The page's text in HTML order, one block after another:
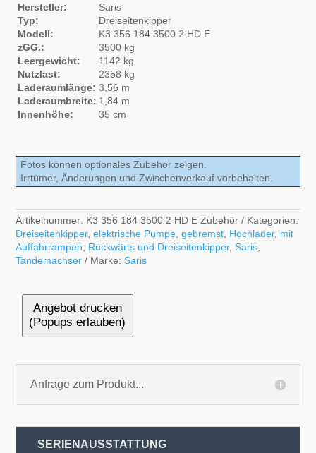
Hersteller:
Saris
Typ:
Dreiseitenkipper
Modell:
K3 356 184 3500 2 HD E
zGG.:
3500 kg
Leergewicht:
1142 kg
Nutzlast:
2358 kg
Laderaumlänge: 3,56 m
Laderaumbreite: 1,84 m
Innenhöhe:
35 cm
Fotos können optionales Zubehör zeigen.
Irrtümer, Änderungen und Zwischenverkauf vorbehalten.
Artikelnummer: K3 356 184 3500 2 HD E Zubehör
Kategorien:
Dreiseitenkipper,elektrische Pumpe ,gebremst Hochlader, mit
Auffahrrampen
Rückwärts und Dreiseitenkipper,Saris
Tandemachser
Marke:Saris
Angebot drucken
(Popups erlauben)
Anfrage zum Produkt...
SERIENAUSSTATTUNG